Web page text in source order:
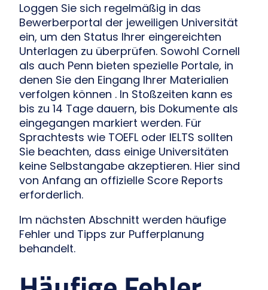
Loggen Sie sich regelmäßig in das
Bewerberportal der jeweiligen Universität
ein, um den Status Ihrer eingereichten
Unterlagen zu überprüfen. Sowohl Cornell
als auch Penn bieten spezielle Portale, in
denen Sie den Eingang Ihrer Materialien
verfolgen können . In Stoßzeiten kann es
bis zu 14 Tage dauern, bis Dokumente als
eingegangen markiert werden. Für
Sprachtests wie TOEFL oder IELTS sollten
Sie beachten, dass einige Universitäten
keine Selbstangabe akzeptieren. Hier sind
von Anfang an offizielle Score Reports
erforderlich.
Im nächsten Abschnitt werden häufige
Fehler und Tipps zur Pufferplanung
behandelt.